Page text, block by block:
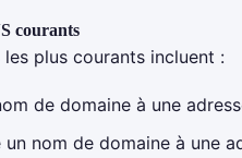
courants
plus courants incluent :
de domaine à une
un nom de domaine à une